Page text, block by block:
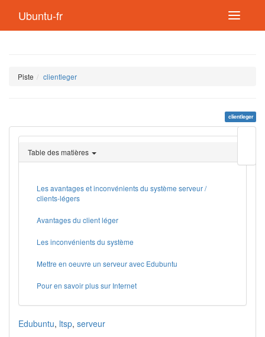
Ubuntu-fr
Piste clientleger
clientleger
page
Table des matières
Les avantages et inconvénients du système serveur /
clients-légers
Avantages du client léger
Les inconvénients du système
Mettre en oeuvre un serveur avec Edubuntu
Pour en savoir plus sur Internet
Edubuntu, ltsp, serveur